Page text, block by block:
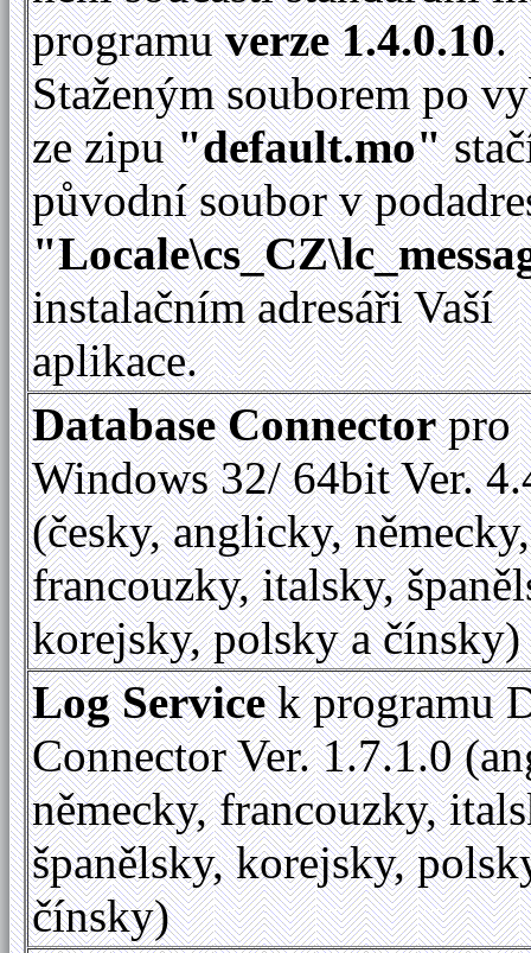
programuverze 1.4.0.10.
Staženým souborem po
ze zipu"default.mo"
původní soubor v
instalačním adresáři Vaší
aplikace.
Database Connectorpro
Windows 32/ 64bit Ver.
(česky, anglicky, německy,
francouzky, italsky,
korejsky, polsky a čínsky)
Log Servicek programu
Connector Ver. 1.7.1.0
německy, francouzky,
španělsky, korejsky,
čínsky)